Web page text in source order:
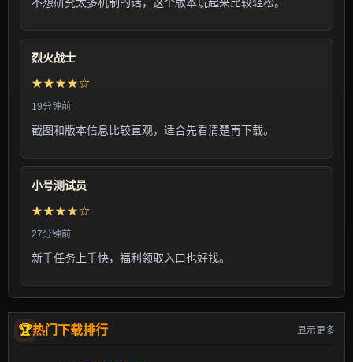
烈火战士
★★★★☆
19分钟前
截图和版本信息比较直观，适合先看清楚再下载。
小号测试员
★★★★☆
27分钟前
新手任务上手快，福利领取入口也好找。
热门下载排行 显示更多